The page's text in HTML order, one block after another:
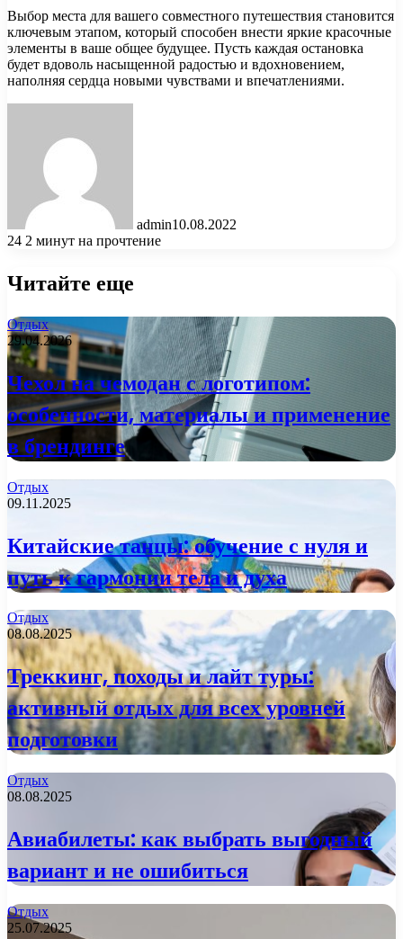
Выбор места для вашего совместного путешествия становится
ключевым этапом, который способен внести яркие красочные
элементы в ваше общее будущее. Пусть каждая остановка
будет вдоволь насыщенной радостью и вдохновением,
наполняя сердца новыми чувствами и впечатлениями.
admin10.08.2022
24 2 минут на прочтение
Читайте еще
Отдых
29.04.2026
Чехол на чемодан с логотипом:
особенности, материалы и применение
в брендинге
Отдых
09.11.2025
Китайские танцы: обучение с нуля и
путь к гармонии тела и духа
Отдых
08.08.2025
Треккинг, походы и лайт туры:
активный отдых для всех уровней
подготовки
Отдых
08.08.2025
Авиабилеты: как выбрать выгодный
вариант и не ошибиться
Отдых
25.07.2025